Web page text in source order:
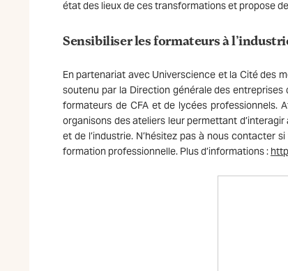
état des lieux de ces transformations et propose
Sensibiliser les formateurs à
En partenariat avec Universcience et la Cité des
soutenu par la Direction générale des entreprises
formateurs de CFA et de lycées professionnels.
organisons des ateliers leur permettant
et de l’industrie. N’hésitez pas à nous contacter
formation professionnelle. Plus d’informations :